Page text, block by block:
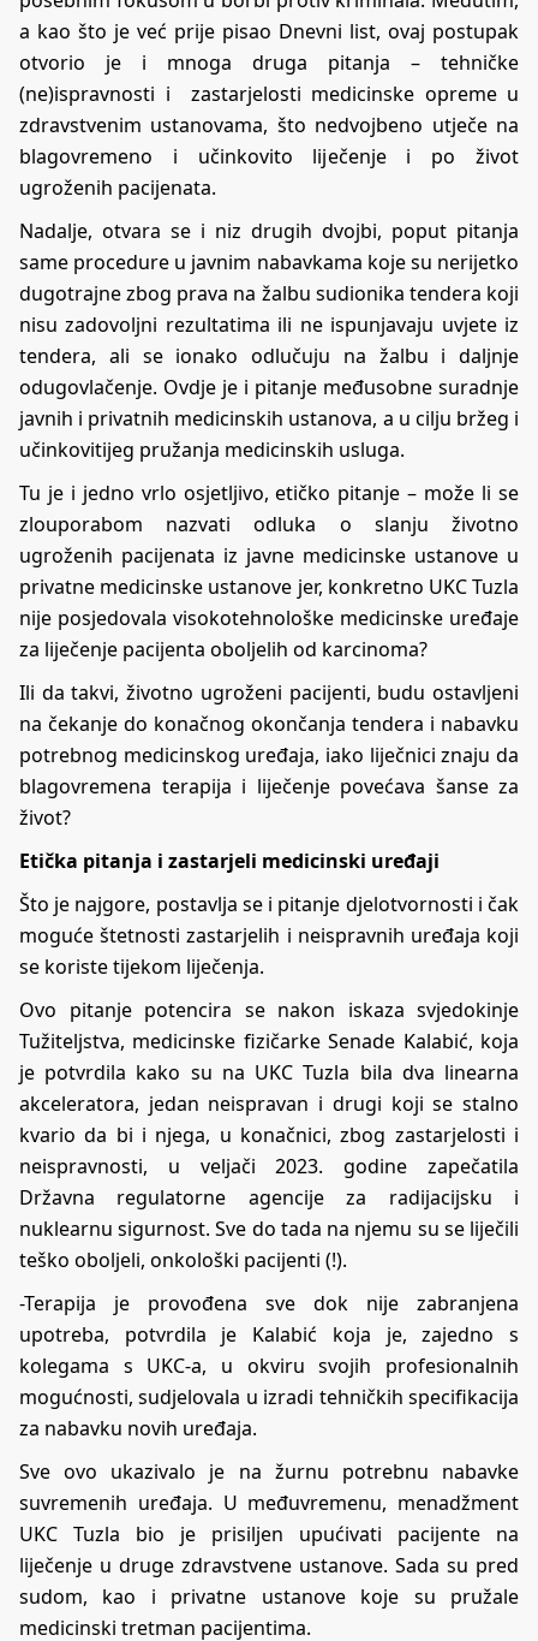
a kao što je već prije pisao Dnevni list, ovaj postupak
otvorio je i mnoga druga pitanja – tehničke
(ne)ispravnosti i zastarjelosti medicinske opreme u
zdravstvenim ustanovama, što nedvojbeno utječe na
blagovremeno i učinkovito liječenje i po život
ugroženih pacijenata.
Nadalje, otvara se i niz drugih dvojbi, poput pitanja
same procedure u javnim nabavkama koje su nerijetko
dugotrajne zbog prava na žalbu sudionika tendera koji
nisu zadovoljni rezultatima ili ne ispunjavaju uvjete iz
tendera, ali se ionako odlučuju na žalbu i daljnje
odugovlačenje. Ovdje je i pitanje međusobne suradnje
javnih i privatnih medicinskih ustanova, a u cilju bržeg i
učinkovitijeg pružanja medicinskih usluga.
Tu je i jedno vrlo osjetljivo, etičko pitanje – može li se
zlouporabom nazvati odluka o slanju životno
ugroženih pacijenata iz javne medicinske ustanove u
privatne medicinske ustanove jer, konkretno UKC Tuzla
nije posjedovala visokotehnološke medicinske uređaje
za liječenje pacijenta oboljelih od karcinoma?
Ili da takvi, životno ugroženi pacijenti, budu ostavljeni
na čekanje do konačnog okončanja tendera i nabavku
potrebnog medicinskog uređaja, iako liječnici znaju da
blagovremena terapija i liječenje povećava šanse za
život?
Etička pitanja i zastarjeli medicinski uređaji
Što je najgore, postavlja se i pitanje djelotvornosti i čak
moguće štetnosti zastarjelih i neispravnih uređaja koji
se koriste tijekom liječenja.
Ovo pitanje potencira se nakon iskaza svjedokinje
Tužiteljstva, medicinske fizičarke Senade Kalabić, koja
je potvrdila kako su na UKC Tuzla bila dva linearna
akceleratora, jedan neispravan i drugi koji se stalno
kvario da bi i njega, u konačnici, zbog zastarjelosti i
neispravnosti, u veljači 2023. godine zapečatila
Državna regulatorne agencije za radijacijsku i
nuklearnu sigurnost. Sve do tada na njemu su se liječili
teško oboljeli, onkološki pacijenti (!).
-Terapija je provođena sve dok nije zabranjena
upotreba, potvrdila je Kalabić koja je, zajedno s
kolegama s UKC-a, u okviru svojih profesionalnih
mogućnosti, sudjelovala u izradi tehničkih specifikacija
za nabavku novih uređaja.
Sve ovo ukazivalo je na žurnu potrebnu nabavke
suvremenih uređaja. U međuvremenu, menadžment
UKC Tuzla bio je prisiljen upućivati pacijente na
liječenje u druge zdravstvene ustanove. Sada su pred
sudom, kao i privatne ustanove koje su pružale
medicinski tretman pacijentima.